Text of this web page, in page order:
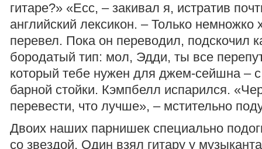
гитаре?» «Есс, – закивал я, истратив
английский лексикон. – Только немножко
перевел. Пока он переводил, подскочил
бородатый тип: мол, Эдди, ты все
который тебе нужен для джем-сейшна –
барной стойки. Кэмпбелл испарился.
перевести, что лучше», – мстительно
Двоих наших парнишек специально
со звездой. Один взял гитару у